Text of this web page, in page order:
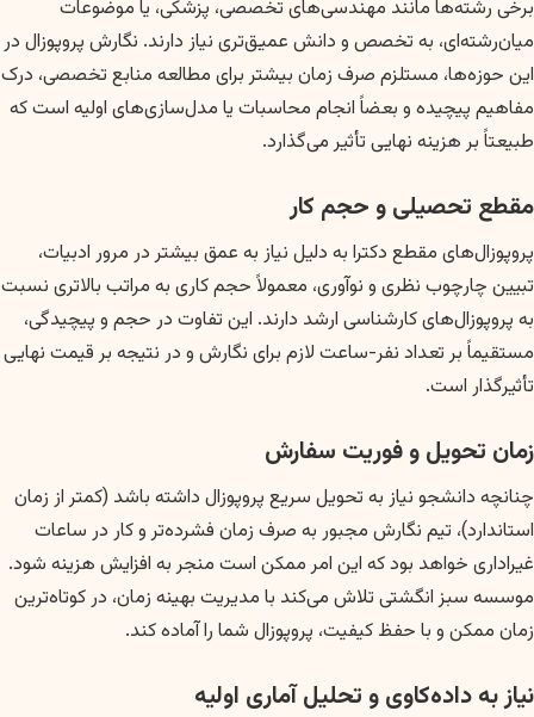
برخی رشته‌ها مانند مهندسی‌های تخصصی، پزشکی، یا موضوعات
میان‌رشته‌ای، به تخصص و دانش عمیق‌تری نیاز دارند. نگارش پروپوزال در
این حوزه‌ها، مستلزم صرف زمان بیشتر برای مطالعه منابع تخصصی، درک
مفاهیم پیچیده و بعضاً انجام محاسبات یا مدل‌سازی‌های اولیه است که
طبیعتاً بر هزینه نهایی تأثیر می‌گذارد.
مقطع تحصیلی و حجم کار
پروپوزال‌های مقطع دکترا به دلیل نیاز به عمق بیشتر در مرور ادبیات،
تبیین چارچوب نظری و نوآوری، معمولاً حجم کاری به مراتب بالاتری نسبت
به پروپوزال‌های کارشناسی ارشد دارند. این تفاوت در حجم و پیچیدگی،
مستقیماً بر تعداد نفر-ساعت لازم برای نگارش و در نتیجه بر قیمت نهایی
تأثیرگذار است.
زمان تحویل و فوریت سفارش
چنانچه دانشجو نیاز به تحویل سریع پروپوزال داشته باشد (کمتر از زمان
استاندارد)، تیم نگارش مجبور به صرف زمان فشرده‌تر و کار در ساعات
غیراداری خواهد بود که این امر ممکن است منجر به افزایش هزینه شود.
موسسه سبز انگشتی تلاش می‌کند با مدیریت بهینه زمان، در کوتاه‌ترین
زمان ممکن و با حفظ کیفیت، پروپوزال شما را آماده کند.
نیاز به داده‌کاوی و تحلیل آماری اولیه